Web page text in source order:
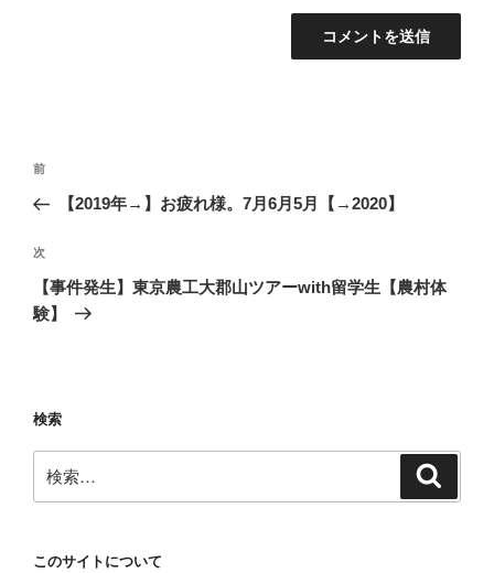
投
ナ
ビ
ゲ
ー
前
の
稿
前
【2019年→】お疲れ様。7月6月5月【→2020】
次
の
投
次
【事件発生】東京農工大郡山ツアーwith留学生【農村体
験】
検索
索:
このサイトについて